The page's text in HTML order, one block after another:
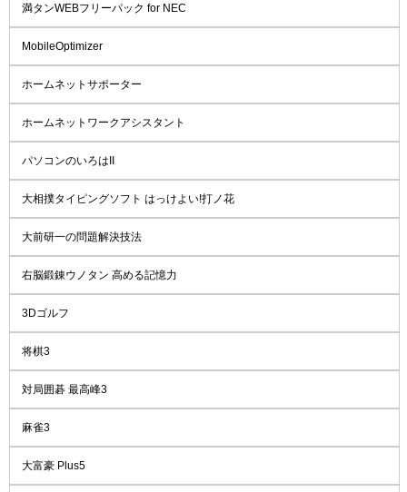
満タンWEBフリーパック for NEC
MobileOptimizer
ホームネットサポーター
ホームネットワークアシスタント
パソコンのいろはII
大相撲タイピングソフト はっけよい!打ノ花
大前研一の問題解決技法
右脳鍛錬ウノタン 高める記憶力
3Dゴルフ
将棋3
対局囲碁 最高峰3
麻雀3
大富豪 Plus5